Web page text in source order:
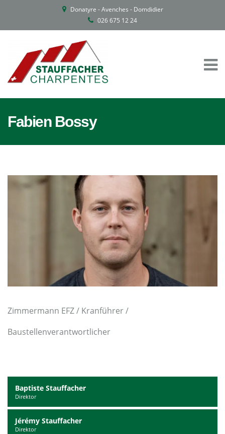
Donatyre - Avenches - Domdidier
026 675 12 24
Fabien Bossy
Zimmermann EFZ / Kranführer /
Baustellenverantwortlicher
Baptiste Stauffacher
Direktor
Jérémy Stauffacher
Direktor